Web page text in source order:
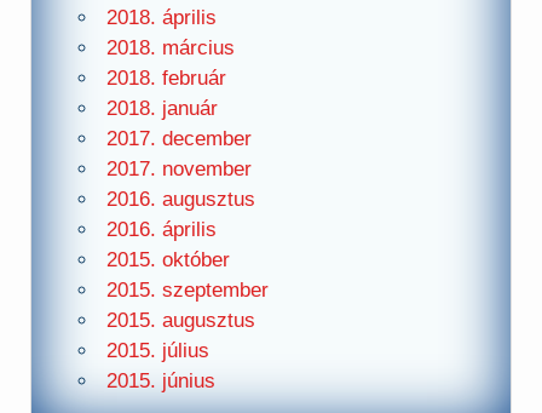
2018. április
2018. március
2018. február
2018. január
2017. december
2017. november
2016. augusztus
2016. április
2015. október
2015. szeptember
2015. augusztus
2015. július
2015. június